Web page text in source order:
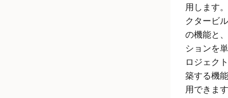
用します
クタービ
の機能と
ションを
ロジェク
築する機
用できま